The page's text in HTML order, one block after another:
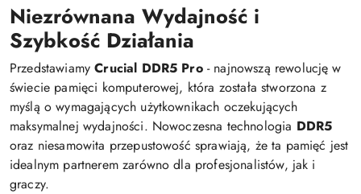
Niezrównana Wydajność i
Szybkość Działania
PrzedstawiamyCrucial DDR5 Pro- najnowszą rewolucję w
świecie pamięci komputerowej, która została stworzona z
myślą o wymagających użytkownikach oczekujących
maksymalnej wydajności. Nowoczesna technologia DDR5
oraz niesamowita przepustowość sprawiają, że ta pamięć jest
idealnym partnerem zarówno dla profesjonalistów, jak i
graczy.